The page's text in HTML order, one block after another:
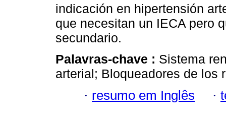
indicación en hipertensión
que necesitan un IECA pero
secundario.
Palavras-chave : Sistema
arterial; Bloqueadores de los
· resumo em Inglês ·